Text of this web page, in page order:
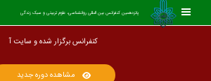
پانزدهمین کنفرانس بین المللی روانشناسی، علوم تربیتی و سبک زندگی
کنفرانس برگزار شده و
مشاهده دوره جدید